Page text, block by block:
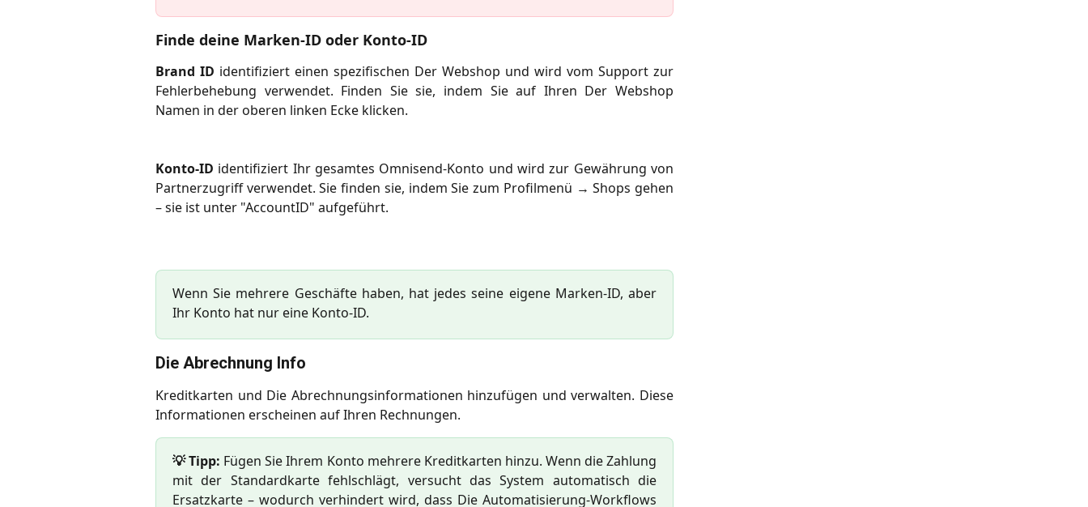
Finde deine Marken-ID oder Konto-ID
Brand ID identifiziert einen spezifischen Der Webshop und wird vom Support zur
Fehlerbehebung verwendet. Finden Sie sie, indem Sie auf Ihren Der Webshop
Namen in der oberen linken Ecke klicken.
Konto-ID identifiziert Ihr gesamtes Omnisend-Konto und wird zur Gewährung von
Partnerzugriff verwendet. Sie finden sie, indem Sie zum Profilmenü → Shops gehen
– sie ist unter "AccountID" aufgeführt.
Wenn Sie mehrere Geschäfte haben, hat jedes seine eigene Marken-ID, aber
Ihr Konto hat nur eine Konto-ID.
Die Abrechnung Info
Kreditkarten und Die Abrechnungsinformationen hinzufügen und verwalten. Diese
Informationen erscheinen auf Ihren Rechnungen.
💡 Tipp: Fügen Sie Ihrem Konto mehrere Kreditkarten hinzu. Wenn die Zahlung
mit der Standardkarte fehlschlägt, versucht das System automatisch die
Ersatzkarte – wodurch verhindert wird, dass Die Automatisierung-Workflows